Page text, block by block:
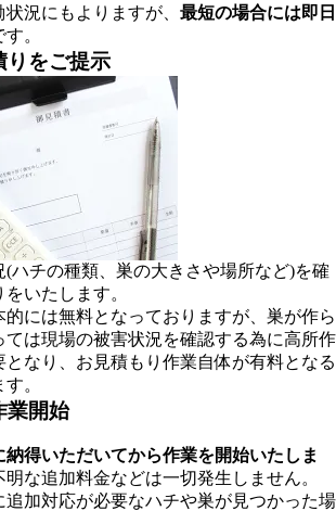
況にもよりますが、 最短の場合には即日
す。
りをご提示
(ハチの種類、巣の大きさや場所など)を確
いたします。
的には無料となっておりますが、巣が作ら
ては現場の被害状況を確認する為に高所作
となり、お見積もり作業自体が有料となる
。
業開始
納得いただいてから作業を開始いたしま
な追加料金などは一切発生しません。
追加対応が必要なハチや巣が見つかった場